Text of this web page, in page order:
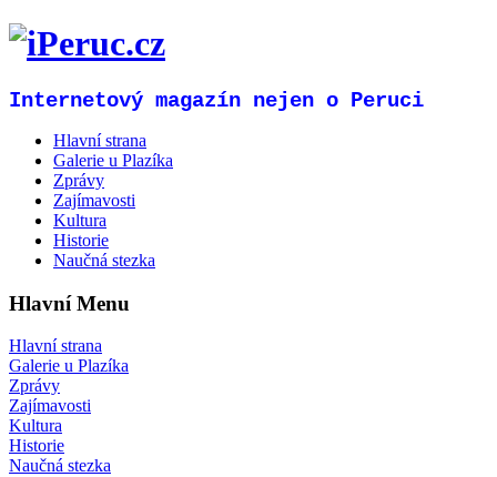
Internetový magazín nejen o Peruci
Hlavní strana
Galerie u Plazíka
Zprávy
Zajímavosti
Kultura
Historie
Naučná stezka
Hlavní Menu
Hlavní strana
Galerie u Plazíka
Zprávy
Zajímavosti
Kultura
Historie
Naučná stezka